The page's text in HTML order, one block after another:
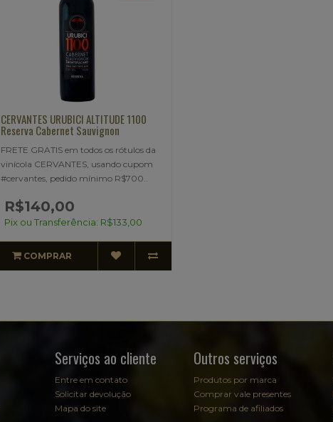
CERVANTES URUBICI ALTITUDE 1100
Reserva Cabernet Sauvignon
FRETE GRATIS em todos os rótulos da
vinícola CERVANTES, usando cupom
#cervantes, pedido mínimo R$700..
R$140,00
Pix ou Transferência: R$133,00
COMPRAR
Serviços ao cliente
Entre em contato
Solicitar devolução
Mapa do site
Outros serviços
Produtos por marca
Comprar vale presentes
Programa de afiliados